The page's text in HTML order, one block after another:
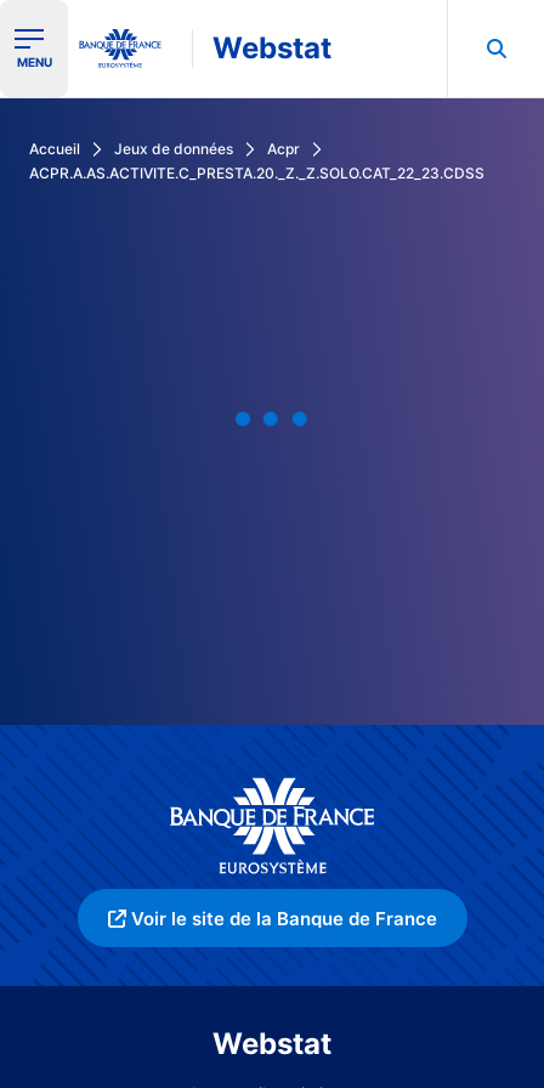
Ouvrir le menu de navigation
MENU Webstat
Accueil Jeux de données
Acpr
ACPR.A.AS.ACTIVITE.C_PRESTA.20._Z._Z.SOLO.CAT_22_23.CDSS
Voir le site de la Banque de France
Webstat